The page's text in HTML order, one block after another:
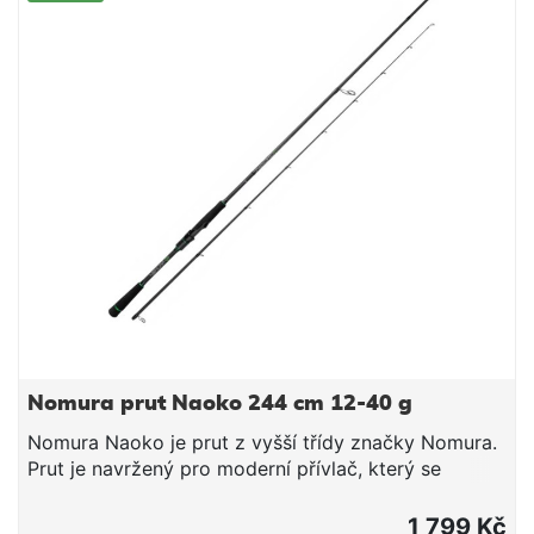
spolehlivost a dokonalé držení navijáku. Carbonová
spodní koncovka přenáší a zesiluje vibrace a
informace přímo do předloktí rybáře, a tak je ještě
preciznější a přesnější kontakt s nástrahou pod
vodní hladinou. Perfektní rychlá akce spolu s
kvalitním blankem a prémiovými očkami Fuji a
carbonovou koncovkou dělá tento prut opravdu
luxusním kouskem ve své kategorii. Dodváván v
prémiovém neoprenovém přepravním obale.
Technické parametry: Délka: 228 cm Transportní
délka: 120 cm Hmotnost: 118 g
Nomura prut Naoko 244 cm 12-40 g
Nomura Naoko je prut z vyšší třídy značky Nomura.
Prut je navržený pro moderní přívlač, který se
citlivost a preciznost, jako je lov s gumovými1 799 Kč